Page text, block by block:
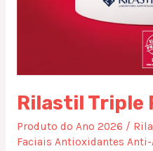
Rilastil Triple
Produto do Ano 2026 /
Faciais Antioxidantes